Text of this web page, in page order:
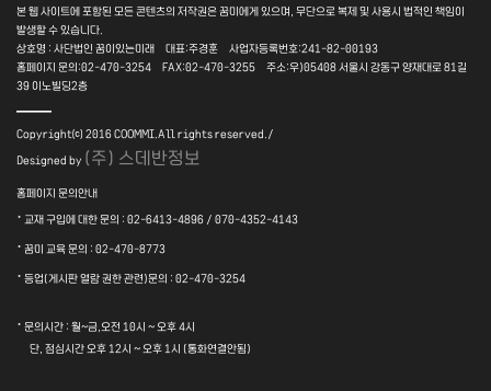
본 웹 사이트에 포함된 모든 콘텐츠의 저작권은 꿈미에게 있으며, 무단으로 복제 및 사용시 법적인 책임이
발생할 수 있습니다.
상호명 : 사단법인 꿈이있는미래 대표:주경훈 사업자등록번호:241-82-00193
홈페이지 문의:02-470-3254 FAX:02-470-3255 주소:우)05408 서울시 강동구 양재대로 81길
39 이노빌딩2층
――
Copyright⒞ 2016 COOMMI.All rights reserved./
Designed by (주) 스데반정보
홈페이지 문의안내
· 교재 구입에 대한 문의 : 02-6413-4896 / 070-4352-4143
· 꿈미 교육 문의 : 02-470-8773
· 등업(게시판 열람 권한 관련)문의 : 02-470-3254
· 문의시간 : 월~금,오전 10시 ~ 오후 4시
단, 점심시간 오후 12시 ~ 오후 1시 (통화연결안됨)